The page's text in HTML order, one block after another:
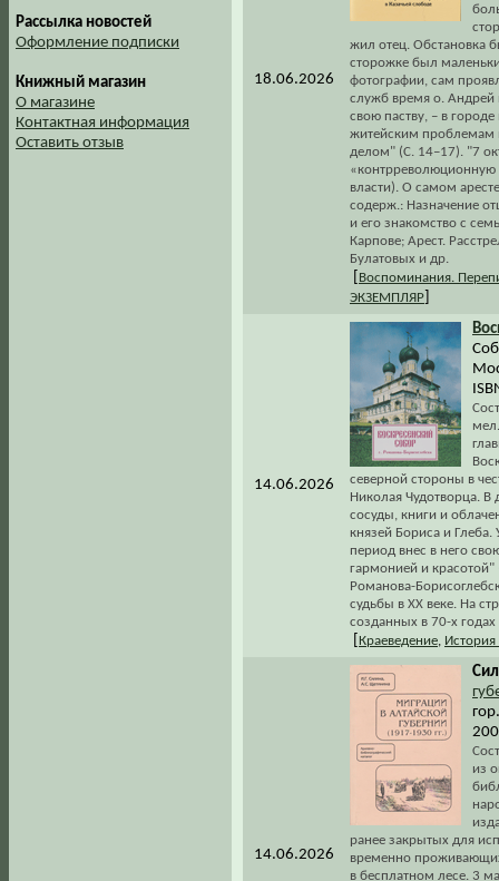
Рассылка новостей
Оформление подписки
Книжный магазин
О магазине
Контактная информация
Оставить отзыв
18.06.2026
жил отец. Обстановка
сторожке был
фотографии, сам
служб время о. Андрей
свою паству, – в
житейским проблемам
делом" (С. 14–17). "7
«контрреволюционную
власти). О самом
содерж.: Назначение
и его знакомство с
Карпове; Арест.
Булатовых и др.
Воспоминания.
ЭКЗЕМПЛЯР
14.06.2026
северной стороны в
Николая Чудотворца. В
сосуды, книги и
князей Бориса и
период внес в него
гармонией и
Романова-
судьбы в XX веке. На
созданных в 70-х
Краеведение История
14.06.2026
из
ранее закрытых для
временно
в бесплатном лесе. 3